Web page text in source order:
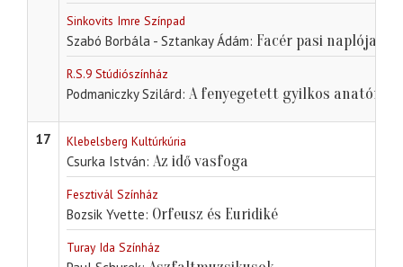
Sinkovits Imre Színpad
Szabó Borbála - Sztankay Ádám Facér pasi naplója
R.S.9 Stúdiószínház
Podmaniczky Szilárd A fenyegetett gyilkos
17 Klebelsberg Kultúrkúria
Csurka István Az idő vasfoga
Fesztivál Színház
Bozsik Yvette Orfeusz és Euridiké
Turay Ida Színház